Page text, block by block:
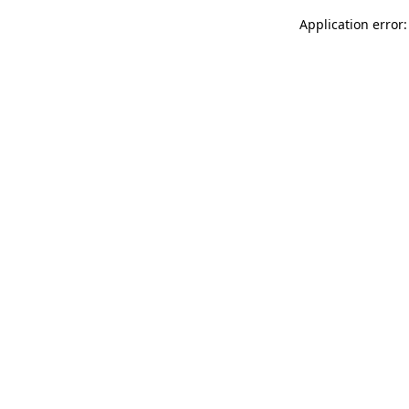
Application